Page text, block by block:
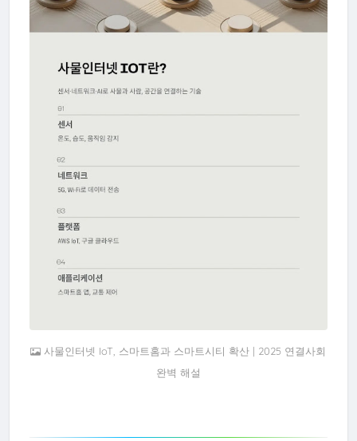
사물인터넷 IoT, 스마트홈과 스마트시티 확산 | 2025 연결사회
완벽 해설